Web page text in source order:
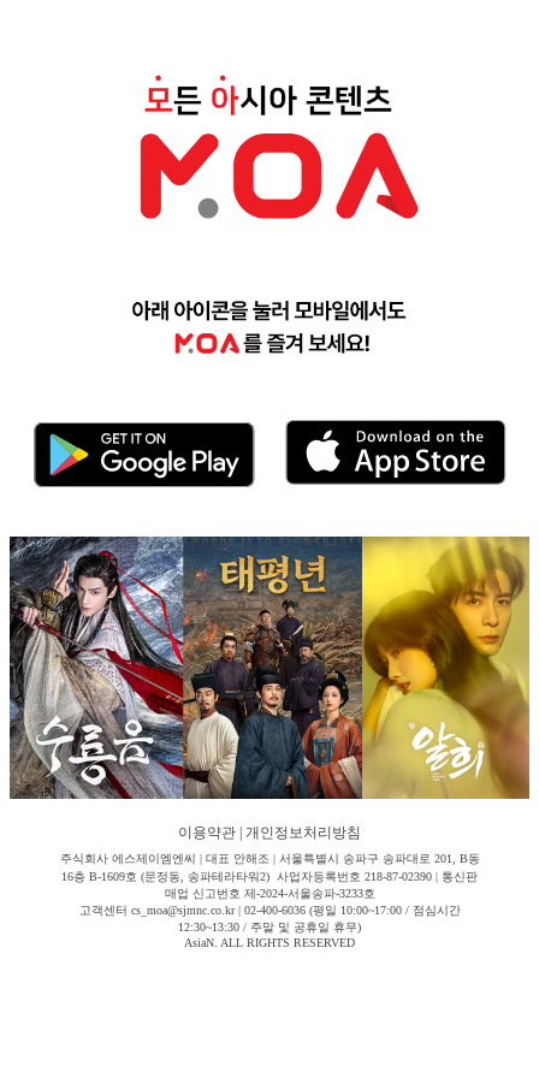
이용약관 개인정보처리방침
주식회사 에스제이엠엔씨 | 대표 안해조 | 서울특별시 송파구 송파대로 201, B동
16층 B-1609호 (문정동, 송파테라타워2) 사업자등록번호 218-87-02390 | 통신판
매업 신고번호 제-2024-서울송파-3233호
고객센터 cs_moa@sjmnc.co.kr | 02-400-6036 (평일 10:00~17:00 / 점심시간
12:30~13:30 / 주말 및 공휴일 휴무)
AsiaN. ALL RIGHTS RESERVED